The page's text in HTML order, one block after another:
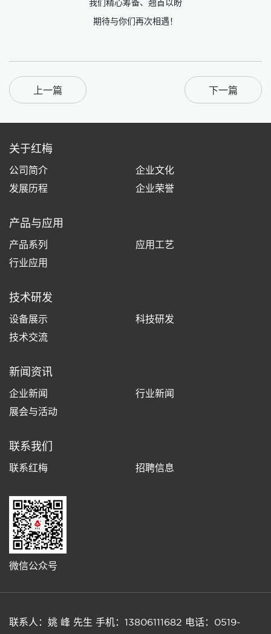
我们精心筹备、翘首以盼
期待与你们再次相遇！
上一篇 下一篇
关于红梅
公司简介
企业文化
发展历程
企业荣誉
产品与应用
产品系列
应用工艺
行业应用
技术研发
设备展示
科技研发
技术交流
新闻资讯
企业新闻
行业新闻
展会与活动
联系我们
联系红梅 招聘信息
微信公众号
联系人：姚 峰 先生 手机：13806111682 电话：0519-